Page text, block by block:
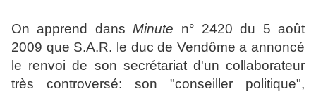
On apprend dansMinute n° 2420 du 5 août
2009 que S.A.R. le duc de Vendôme a annoncé
le renvoi de son secrétariat d'un collaborateur
très controversé: son "conseiller politique",